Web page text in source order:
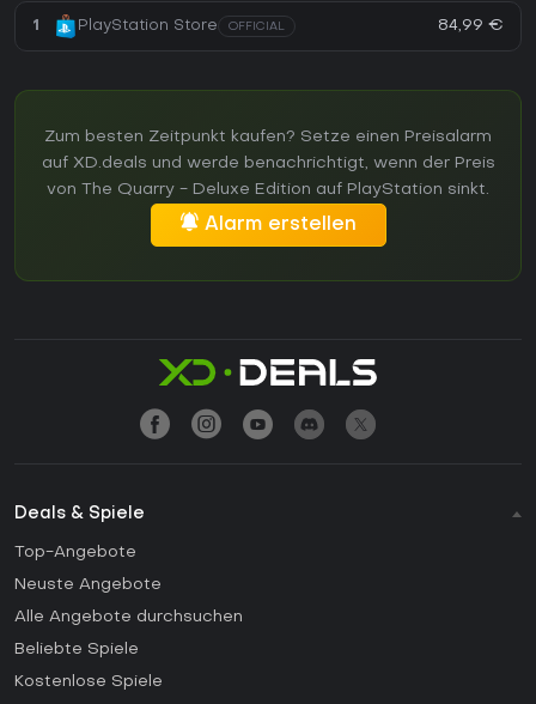
1 PlayStation Store OFFICIAL 84,99 €
Zum besten Zeitpunkt kaufen? Setze einen Preisalarm
auf XD.deals und werde benachrichtigt, wenn der Preis
von The Quarry - Deluxe Edition auf PlayStation sinkt.
Alarm erstellen
Deals & Spiele
Top-Angebote
Neuste Angebote
Alle Angebote durchsuchen
Beliebte Spiele
Kostenlose Spiele